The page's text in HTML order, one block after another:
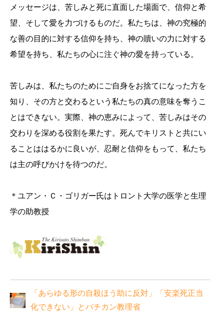
メッセージは、苦しみと死に直面した場面で、信仰と希
望、そして愛を力づけるものだ。私たちは、神の究極的
な善の目的に対する信仰を持ち、神の贖いの力に対する
希望を持ち、私たちの心に注ぐ神の愛を持っている。
苦しみは、私たちのためにご自身をお捨てになった方を
知り、その方と交わるという私たちの真の意味を奪うこ
とはできない。実際、神の恵みによって、苦しみはその
交わりを深める役割を果たす。死んでキリストと共にい
ることははるかに良いが、忍耐と信仰をもって、私たち
は主の呼びかけを待つのだ。
＊ユアン・Ｃ・ゴリガー氏はトロント大学の医学と生理
学の助教授
「あらゆる形の自殺ほう助に反対」「安楽死正当
化できない」とバチカン教理省